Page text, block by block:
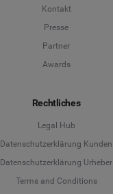
Kontakt
Presse
Partner
Awards
Rechtliches
Legal Hub
Datenschutzerklärung Kunden
Datenschutzerklärung Urheber
Terms and Conditions